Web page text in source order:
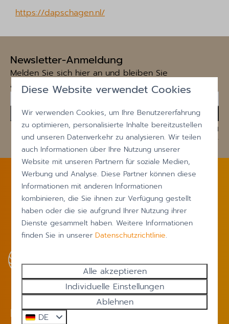
https://dapschagen.nl/
Newsletter-Anmeldung
Melden Sie sich hier an und bleiben Sie
auf dem Laufenden!
Senden
Gesichert durch reCaptcha, Datenschutzbestimmungen
und
Servicebedingungengelten.
Bezahlen Sie sicher
Kontakt
Diese Website verwendet Cookies
Wir verwenden Cookies, um Ihre Benutzererfahrung
zu optimieren, personalisierte Inhalte bereitzustellen
und unseren Datenverkehr zu analysieren. Wir teilen
auch Informationen über Ihre Nutzung unserer
Website mit unseren Partnern für soziale Medien,
Werbung und Analyse. Diese Partner können diese
Informationen mit anderen Informationen
kombinieren, die Sie ihnen zur Verfügung gestellt
haben oder die sie aufgrund Ihrer Nutzung ihrer
Dienste gesammelt haben. Weitere Informationen
finden Sie in unserer Datenschutzrichtlinie.
Alle akzeptieren
Individuelle Einstellungen
Ablehnen
DE